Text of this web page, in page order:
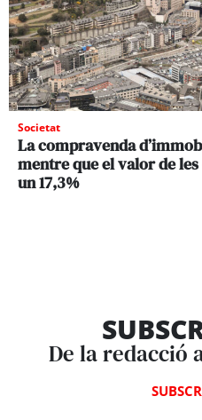
Societat
La compravenda
mentre que el valor de
un 17,3%
De la redacció